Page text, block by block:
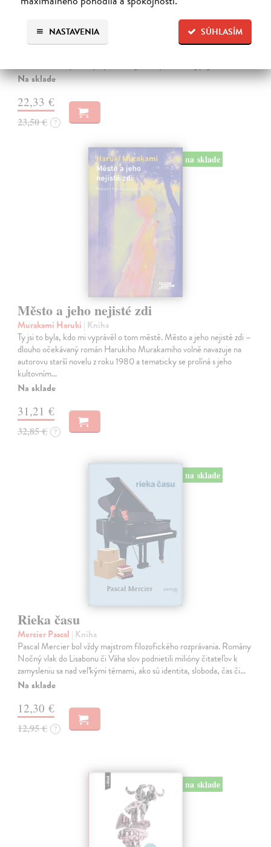
SÚHLASÍM
NASTAVENIA
Despentes Virginie| Kniha
Po trilógii Život Vernona Subutexa sa Virginie Despentes vracia s
Na sklade
22,33 €
23,50 € ?
na sklade
Město a jeho nejisté zdi
Murakami Haruki | Kniha
Ty jsi to byla, kdo mi vyprávěl o tom městě. Město a jeho nejisté zdi –
dlouho očekávaný román Harukiho Murakamiho volně navazuje na
autorovu starší novelu z roku 1980 a tematicky se prolíná s jeho
kultovním…
Na sklade
31,21 €
32,85 € ?
na sklade
Rieka času
Mercier Pascal | Kniha
Pascal Mercier bol vždy majstrom filozofického rozprávania. Romány
Nočný vlak do Lisabonu či Váha slov podnietili milióny čitateľov k
zamysleniu sa nad veľkými témami, ako sú identita, sloboda, čas či…
Na sklade
12,30 €
12,95 € ?
na sklade